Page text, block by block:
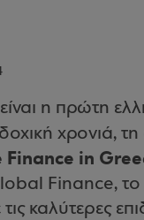
η πρώτη
χρονιά,
in
Finance, το
καλύτερες